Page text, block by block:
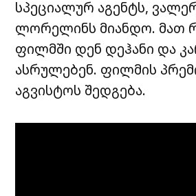
სპეციალურ აგენტს,
ლორელინს მიანდო. მათ
ფილმში დენ დეჰანი და
ასრულებენ. ფილმის
აგვისტოს შედგება.